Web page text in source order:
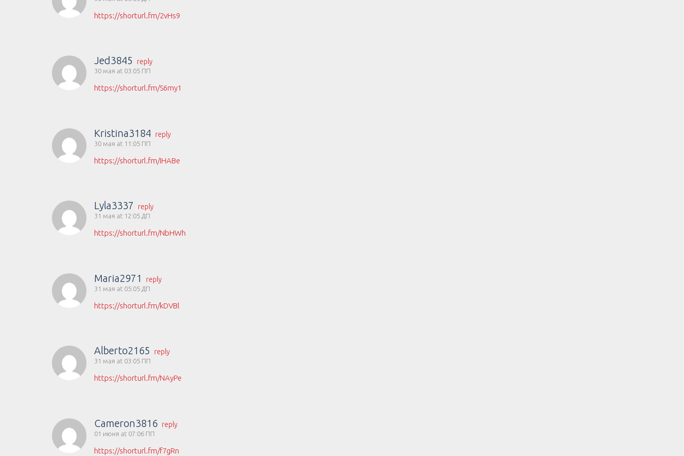
https://shorturl.fm/2vHs9
Jed3845 reply
30 мая at 03:05 ПП
https://shorturl.fm/S6my1
Kristina3184 reply
30 мая at 11:05 ПП
https://shorturl.fm/IHABe
Lyla3337 reply
31 мая at 12:05 ДП
https://shorturl.fm/NbHWh
Maria2971 reply
31 мая at 05:05 ДП
https://shorturl.fm/kDVBl
Alberto2165 reply
31 мая at 03:05 ПП
https://shorturl.fm/NAyPe
Cameron3816 reply
01 июня at 07:06 ПП
https://shorturl.fm/f7gRn